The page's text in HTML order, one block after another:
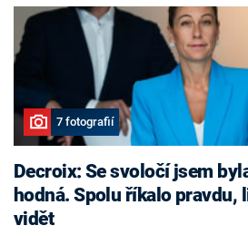
7 fotografií
Decroix: Se svoločí jsem
hodná. Spolu říkalo pravdu,
vidět